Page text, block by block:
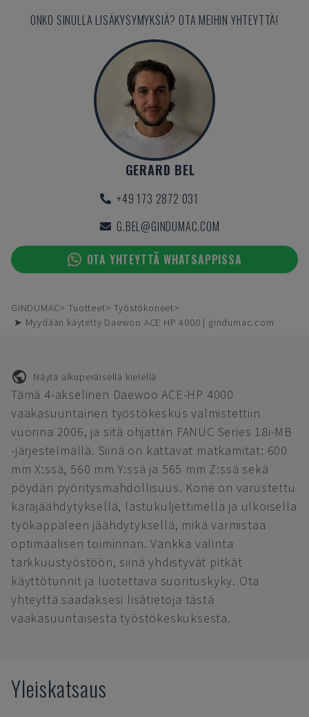
ONKO SINULLA LISÄKYSYMYKSIÄ? OTA MEIHIN YHTEYTTÄ!
GERARD BEL
+49 173 2872 031
G.BEL@GINDUMAC.COM
OTA YHTEYTTÄ WHATSAPPISSA
GINDUMAC Tuotteet
Työstökoneet
➤ Myydään käytetty Daewoo ACE HP 4000 | gindumac.com
Näytä alkuperäisellä kielellä
Tämä 4-akselinen Daewoo ACE-HP 4000
vaakasuuntainen työstökeskus valmistettiin
vuonna 2006, ja sitä ohjattiin FANUC Series 18i-MB
-järjestelmällä. Siinä on kattavat matkamitat: 600
mm X:ssä, 560 mm Y:ssä ja 565 mm Z:ssä sekä
pöydän pyöritysmahdollisuus. Kone on varustettu
karajäähdytyksellä, lastukuljettimella ja ulkoisella
työkappaleen jäähdytyksellä, mikä varmistaa
optimaalisen toiminnan. Vankka valinta
tarkkuustyöstöön, siinä yhdistyvät pitkät
käyttötunnit ja luotettava suorituskyky. Ota
yhteyttä saadaksesi lisätietoja tästä
vaakasuuntaisesta työstökeskuksesta.
Yleiskatsaus